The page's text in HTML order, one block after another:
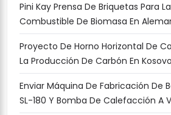
Pini Kay Prensa De Briquetas Para
Combustible De Biomasa En
Proyecto De Horno Horizontal De
La Producción De Carbón En Kosovo
Enviar Máquina De Fabricación De
SL-180 Y Bomba De Calefacción A